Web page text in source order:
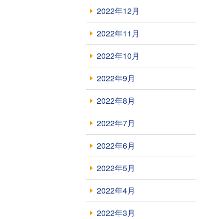
2022年12月
2022年11月
2022年10月
2022年9月
2022年8月
2022年7月
2022年6月
2022年5月
2022年4月
2022年3月